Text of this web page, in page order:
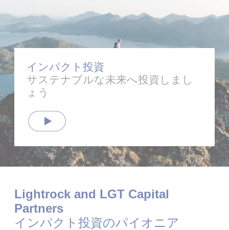
インパクト投資
サステナブルな未来へ投資しまし
ょう
Play
Lightrock and LGT Capital
Partners
インパクト投資のパイオニア